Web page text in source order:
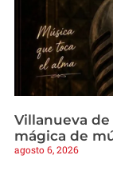
Villanueva
mágica de
agosto 6, 2026